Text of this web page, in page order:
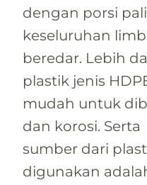
dengan porsi
keseluruhan
beredar. Lebih
plastik jenis
mudah untuk
dan korosi. Serta
sumber dari
digunakan